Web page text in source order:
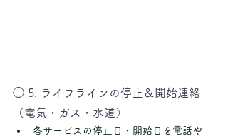
◯ 5. ライフラインの停止＆開始連絡
（電気・ガス・水道）
各サービスの停止日・開始日を電話や